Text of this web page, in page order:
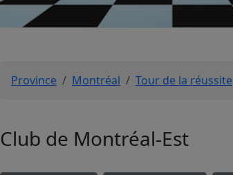
Province Montréal Tour de la réussite
Club de Montréal-Est